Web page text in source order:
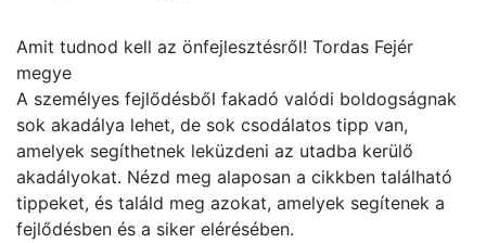
Amit tudnod kell az önfejlesztésről! Tordas Fejér
megye
A személyes fejlődésből fakadó valódi boldogságnak
sok akadálya lehet, de sok csodálatos tipp van,
amelyek segíthetnek leküzdeni az utadba kerülő
akadályokat. Nézd meg alaposan a cikkben található
tippeket, és találd meg azokat, amelyek segítenek a
fejlődésben és a siker elérésében.